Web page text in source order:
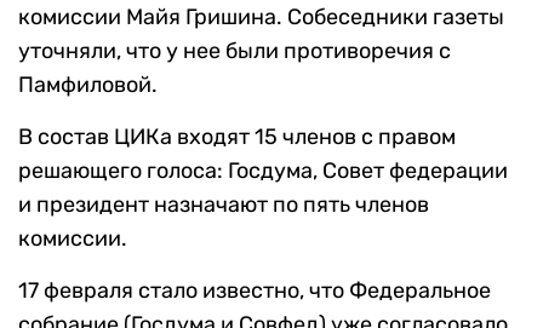
комиссии Майя Гришина. Собеседники газеты
уточняли, что у нее были противоречия с
Памфиловой.
В состав ЦИКа входят 15 членов с правом
решающего голоса: Госдума, Совет федерации
и президент назначают по пять членов
комиссии.
17 февраля стало известно, что Федеральное